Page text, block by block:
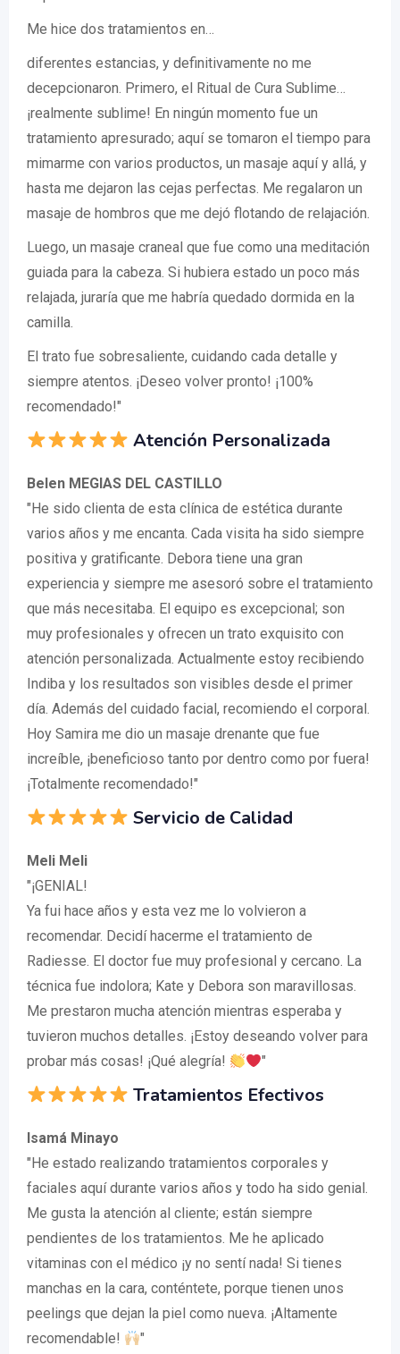
Me hice dos tratamientos en…
diferentes estancias, y definitivamente no me
decepcionaron. Primero, el Ritual de Cura Sublime…
¡realmente sublime! En ningún momento fue un
tratamiento apresurado; aquí se tomaron el tiempo para
mimarme con varios productos, un masaje aquí y allá, y
hasta me dejaron las cejas perfectas. Me regalaron un
masaje de hombros que me dejó flotando de relajación.
Luego, un masaje craneal que fue como una meditación
guiada para la cabeza. Si hubiera estado un poco más
relajada, juraría que me habría quedado dormida en la
camilla.
El trato fue sobresaliente, cuidando cada detalle y
siempre atentos. ¡Deseo volver pronto! ¡100%
recomendado!"
Atención Personalizada
Belen MEGIAS DEL CASTILLO
"He sido clienta de esta clínica de estética durante
varios años y me encanta. Cada visita ha sido siempre
positiva y gratificante. Debora tiene una gran
experiencia y siempre me asesoró sobre el tratamiento
que más necesitaba. El equipo es excepcional; son
muy profesionales y ofrecen un trato exquisito con
atención personalizada. Actualmente estoy recibiendo
Indiba y los resultados son visibles desde el primer
día. Además del cuidado facial, recomiendo el corporal.
Hoy Samira me dio un masaje drenante que fue
increíble, ¡beneficioso tanto por dentro como por fuera!
¡Totalmente recomendado!"
Servicio de Calidad
Meli Meli
"¡GENIAL!
Ya fui hace años y esta vez me lo volvieron a
recomendar. Decidí hacerme el tratamiento de
Radiesse. El doctor fue muy profesional y cercano. La
técnica fue indolora; Kate y Debora son maravillosas.
Me prestaron mucha atención mientras esperaba y
tuvieron muchos detalles. ¡Estoy deseando volver para
probar más cosas! ¡Qué alegría!
"
Tratamientos Efectivos
Isamá Minayo
"He estado realizando tratamientos corporales y
faciales aquí durante varios años y todo ha sido genial.
Me gusta la atención al cliente; están siempre
pendientes de los tratamientos. Me he aplicado
vitaminas con el médico ¡y no sentí nada! Si tienes
manchas en la cara, conténtete, porque tienen unos
peelings que dejan la piel como nueva. ¡Altamente
recomendable!
"